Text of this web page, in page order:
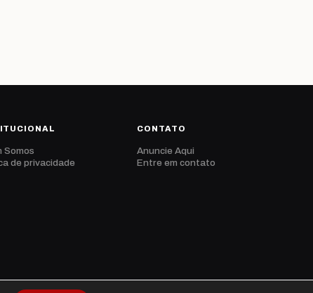
Somos
de privacidade
CONTATO
Anuncie Aqui
Entre em contato